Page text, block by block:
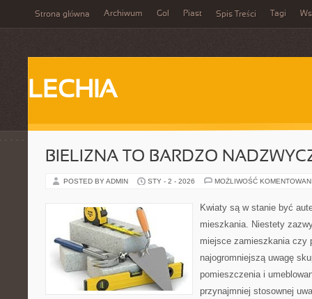
Strona główna Archiwum Gol Piast Spis Treści Tagi
LECHIA
BIELIZNA TO BARDZO
POSTED BY ADMIN STY - 2 - 2026 MOŻLIWOŚĆ
Kwiaty są w stanie być
mieszkania. Niestety
miejsce zamieszkania czy
najogromniejszą uwagę
pomieszczenia i
przynajmniej stosownej